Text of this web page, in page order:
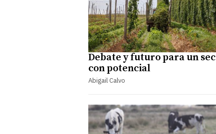
Debate y futuro para un
con potencial
Abigail Calvo